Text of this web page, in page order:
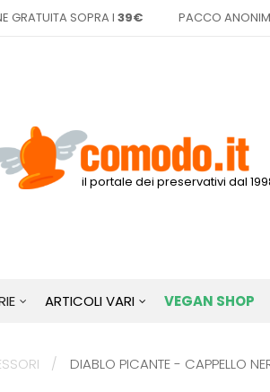
GRATUITA SOPRA I 39€ PACCO
il portale dei preservativi dal
ARTICOLI VARI VEGAN SHOP
DIABLO PICANTE - CAPPELLO